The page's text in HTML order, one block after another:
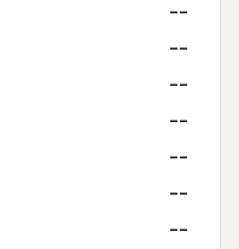
--
--
--
--
--
--
--